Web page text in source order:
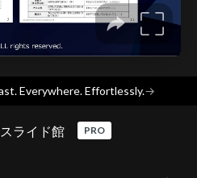
Everywhere. Effortlessly.→
ライド館 PRO